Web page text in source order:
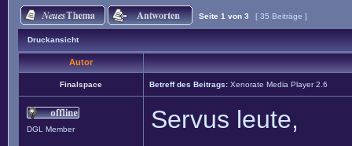
Seite 1 von 3 [ 35 Beiträge ]
Druckansicht
Autor
Finalspace Betreff des Beitrags: Xenorate Media Player 2.6
DGL Member Servus leute,